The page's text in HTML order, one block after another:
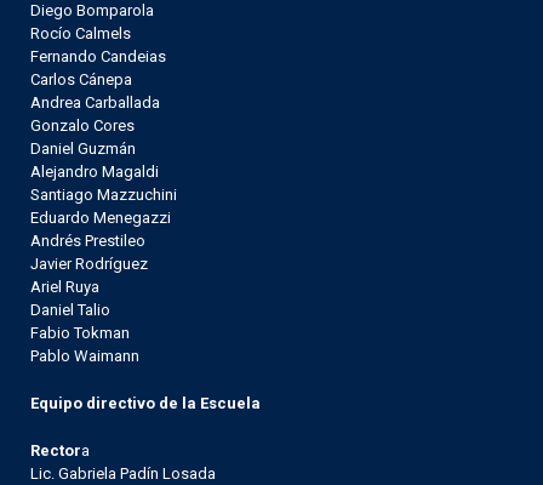
Diego Bomparola
Rocío Calmels
Fernando Candeias
Carlos Cánepa
Andrea Carballada
Gonzalo Cores
Daniel Guzmán
Alejandro Magaldi
Santiago Mazzuchini
Eduardo Menegazzi
Andrés Prestileo
Javier Rodríguez
Ariel Ruya
Daniel Talio
Fabio Tokman
Pablo Waimann
Equipo directivo de la Escuela
Rectora
Lic. Gabriela Padín Losada